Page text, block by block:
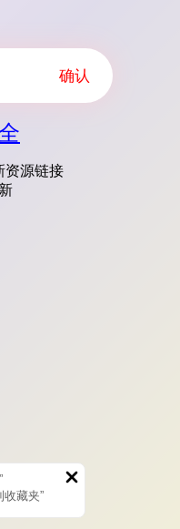
确认
资源链接
”
收藏夹”